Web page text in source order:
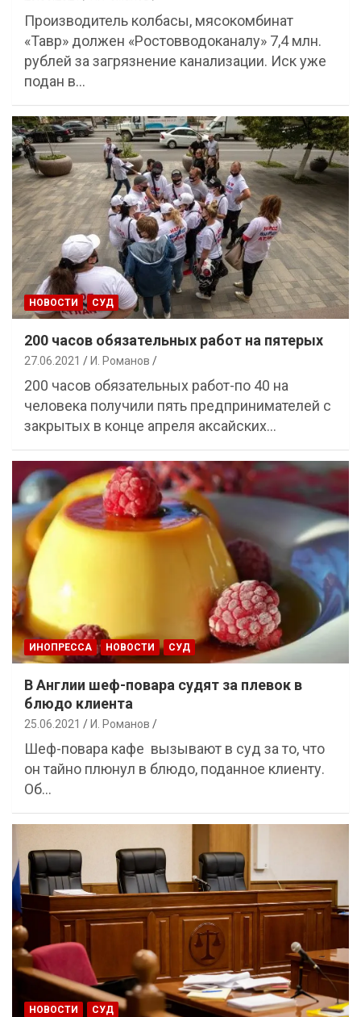
Производитель колбасы, мясокомбинат
«Тавр» должен «Ростовводоканалу» 7,4 млн.
рублей за загрязнение канализации. Иск уже
подан в…
НОВОСТИ СУД
200 часов обязательных работ на пятерых
27.06.2021 И. Романов
200 часов обязательных работ-по 40 на
человека получили пять предпринимателей с
закрытых в конце апреля аксайских…
ИНОПРЕССА НОВОСТИ СУД
В Англии шеф-повара судят за плевок в
блюдо клиента
25.06.2021 И. Романов
Шеф-повара кафе вызывают в суд за то, что
он тайно плюнул в блюдо, поданное клиенту.
Об…
НОВОСТИ СУД